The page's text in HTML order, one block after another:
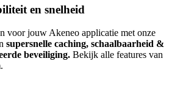
en snelheid
voor jouw Akeneo applicatie met onze
supersnelle caching, schaalbaarheid &
beveiliging. Bekijk alle features van